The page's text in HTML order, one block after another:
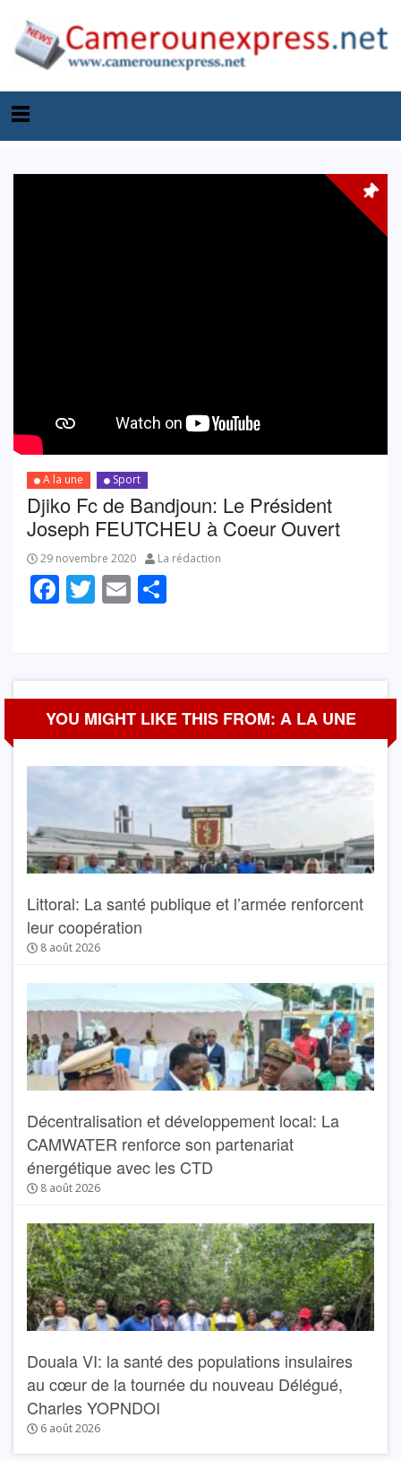
A la une Sport
Djiko Fc de Bandjoun: Le Président
Joseph FEUTCHEU à Coeur Ouvert
29 novembre 2020 La rédaction
Facebook
Twitter
Email
YOU MIGHT LIKE THIS FROM: A LA UNE
Littoral: La santé publique et l’armée renforcent
leur coopération
8 août 2026
Décentralisation et développement local: La
CAMWATER renforce son partenariat
énergétique avec les CTD
8 août 2026
Douala VI: la santé des populations insulaires
au cœur de la tournée du nouveau Délégué,
Charles YOPNDOI
6 août 2026